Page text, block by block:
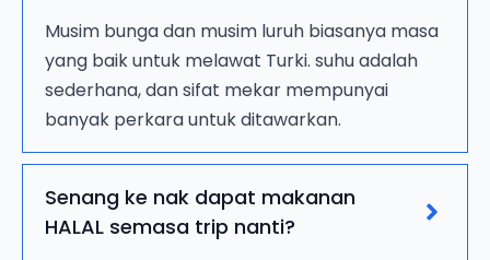
Musim bunga dan musim luruh biasanya masa
yang baik untuk melawat Turki. suhu adalah
sederhana, dan sifat mekar mempunyai
banyak perkara untuk ditawarkan.
Senang ke nak dapat makanan
HALAL semasa trip nanti?